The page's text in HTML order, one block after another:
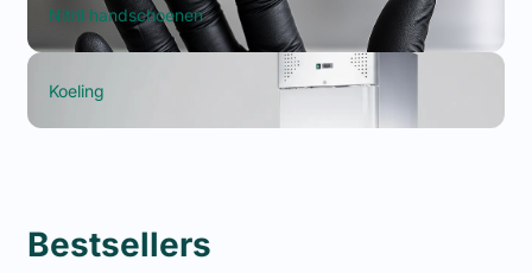
Nitril handschoenen
Koeling
Bestsellers